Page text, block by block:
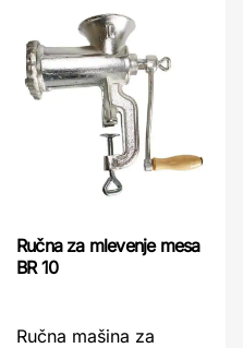
Ručna za mlevenje mesa
BR 10
Ručna mašina za